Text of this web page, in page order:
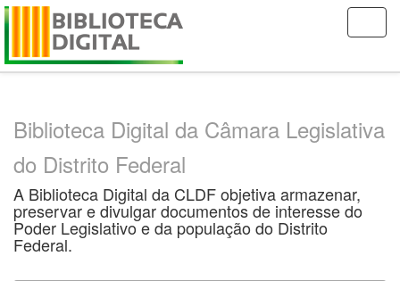
Skip
Biblioteca Digital da Câmara Legislativa
do Distrito Federal
A Biblioteca Digital da CLDF objetiva armazenar,
preservar e divulgar documentos de interesse do
Poder Legislativo e da população do Distrito
Federal.